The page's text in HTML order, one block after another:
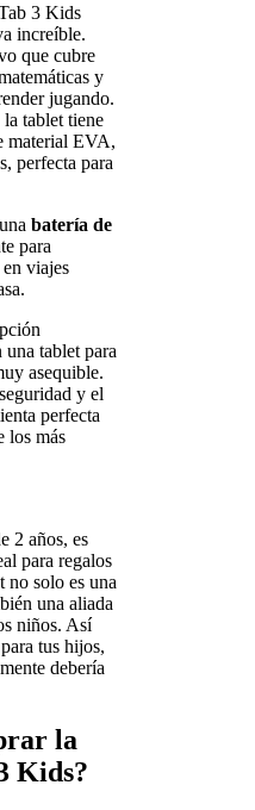
3 Kids
increíble.
que cubre
y
jugando.
tablet tiene
material EVA,
perfecta para
batería de
para
en viajes
una tablet para
asequible.
y el
perfecta
los más
2 años, es
para regalos
no solo es una
una aliada
niños. Así
tus hijos,
debería
la
Kids?